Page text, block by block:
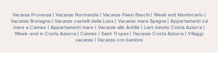
Vacanza Provenza Vacanze Normandia Vacanze Paesi Baschi
Week end Montecarlo
Vacanze Bretagna
Vacanze castelli della Loira Vacanze mare Spagna
Appartamenti sul
mare a Cannes
Appartamenti mare Vacanze alle Antille
Last minute Costa Azzurra
Week-end in Costa Azzurra
Cannes Saint Tropez Vacanze Costa Azzurra
Villaggi
vacanze
Vacanza con bambini